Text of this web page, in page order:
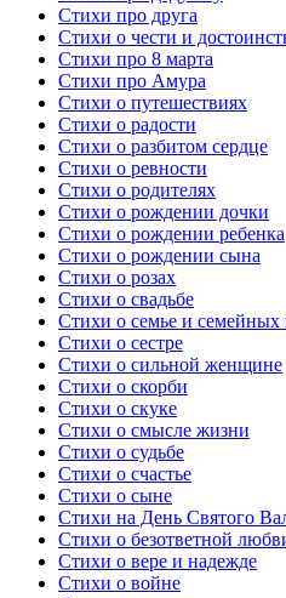
Стихи про друга
Стихи о чести и
Стихи про 8 марта
Стихи про Амура
Стихи о путешествиях
Стихи о радости
Стихи о разбитом сердце
Стихи о ревности
Стихи о родителях
Стихи о рождении дочки
Стихи о рождении ребенка
Стихи о рождении сына
Стихи о розах
Стихи о свадьбе
Стихи о семье и семейных
Стихи о сестре
Стихи о сильной женщине
Стихи о скорби
Стихи о скуке
Стихи о смысле жизни
Стихи о судьбе
Стихи о счастье
Стихи о сыне
Стихи на День Святого
Стихи о безответной
Стихи о вере и надежде
Стихи о войне